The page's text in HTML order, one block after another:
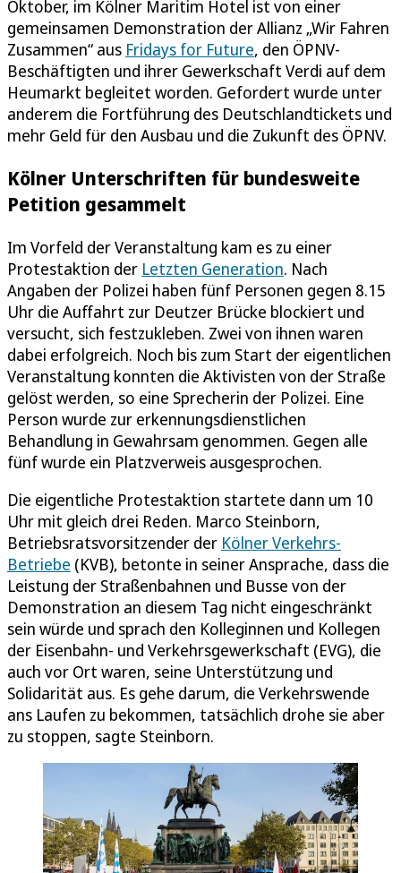
Oktober, im Kölner Maritim Hotel ist von einer
gemeinsamen Demonstration der Allianz „Wir Fahren
Zusammen“ aus Fridays for Future, den ÖPNV-
Beschäftigten und ihrer Gewerkschaft Verdi auf dem
Heumarkt begleitet worden. Gefordert wurde unter
anderem die Fortführung des Deutschlandtickets und
mehr Geld für den Ausbau und die Zukunft des ÖPNV.
Kölner Unterschriften für bundesweite
Petition gesammelt
Im Vorfeld der Veranstaltung kam es zu einer
Protestaktion der Letzten Generation. Nach
Angaben der Polizei haben fünf Personen gegen 8.15
Uhr die Auffahrt zur Deutzer Brücke blockiert und
versucht, sich festzukleben. Zwei von ihnen waren
dabei erfolgreich. Noch bis zum Start der eigentlichen
Veranstaltung konnten die Aktivisten von der Straße
gelöst werden, so eine Sprecherin der Polizei. Eine
Person wurde zur erkennungsdienstlichen
Behandlung in Gewahrsam genommen. Gegen alle
fünf wurde ein Platzverweis ausgesprochen.
Die eigentliche Protestaktion startete dann um 10
Uhr mit gleich drei Reden. Marco Steinborn,
Betriebsratsvorsitzender der Kölner Verkehrs-
Betriebe (KVB), betonte in seiner Ansprache, dass die
Leistung der Straßenbahnen und Busse von der
Demonstration an diesem Tag nicht eingeschränkt
sein würde und sprach den Kolleginnen und Kollegen
der Eisenbahn- und Verkehrsgewerkschaft (EVG), die
auch vor Ort waren, seine Unterstützung und
Solidarität aus. Es gehe darum, die Verkehrswende
ans Laufen zu bekommen, tatsächlich drohe sie aber
zu stoppen, sagte Steinborn.